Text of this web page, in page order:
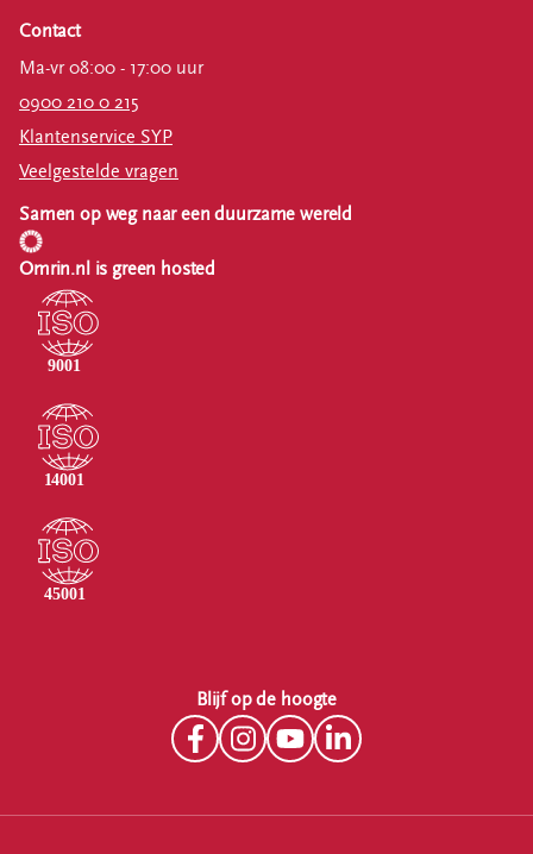
Contact
Ma-vr 08:00 - 17:00 uur
0900 210 0 215
Klantenservice SYP
Veelgestelde vragen
Samen op weg naar een duurzame wereld
Omrin.nl is green hosted
Blijf op de hoogte